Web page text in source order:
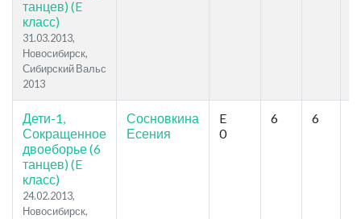
танцев) (E
класс)
31.03.2013,
Новосибирск,
Сибирский Вальс
2013
Дети-1,
Сокращенное
двоеборье (6
танцев) (E
класс)
24.02.2013,
Новосибирск,
Сосновкина
Есения
E
0
6 6